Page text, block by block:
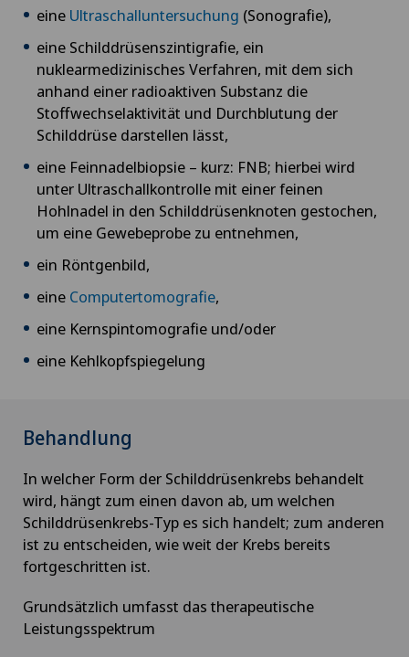
Endokrinologie
Endometriose
Entzündungen der Schilddrüse (Hashimoto)
Erektile Dysfunktion
Ericksonsche Hypnose
Erwachsenenpsychiatrie
FEMTO-LASIK-Verfahren
Fersenschmerzen
Fuss- und Sprunggelenkchirurgie
eine Ultraschalluntersuchung (Sonografie),
eine Schilddrüsenszintigrafie, ein
nuklearmedizinisches Verfahren, mit dem sich
anhand einer radioaktiven Substanz die
Stoffwechselaktivität und Durchblutung der
Schilddrüse darstellen lässt,
eine Feinnadelbiopsie – kurz: FNB; hierbei wird
unter Ultraschallkontrolle mit einer feinen
Hohlnadel in den Schilddrüsenknoten gestochen,
um eine Gewebeprobe zu entnehmen,
ein Röntgenbild,
eine Computertomografie,
eine Kernspintomografie und/oder
eine Kehlkopfspiegelung
Behandlung
In welcher Form der Schilddrüsenkrebs behandelt
wird, hängt zum einen davon ab, um welchen
Schilddrüsenkrebs-Typ es sich handelt; zum anderen
ist zu entscheiden, wie weit der Krebs bereits
fortgeschritten ist.
Grundsätzlich umfasst das therapeutische
Leistungsspektrum